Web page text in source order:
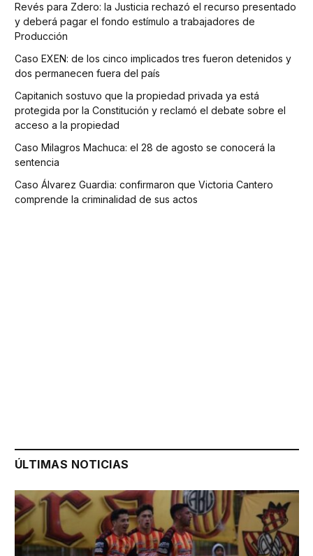
Revés para Zdero: la Justicia rechazó el recurso presentado
y deberá pagar el fondo estímulo a trabajadores de
Producción
Caso EXEN: de los cinco implicados tres fueron detenidos y
dos permanecen fuera del país
Capitanich sostuvo que la propiedad privada ya está
protegida por la Constitución y reclamó el debate sobre el
acceso a la propiedad
Caso Milagros Machuca: el 28 de agosto se conocerá la
sentencia
Caso Álvarez Guardia: confirmaron que Victoria Cantero
comprende la criminalidad de sus actos
ÚLTIMAS NOTICIAS